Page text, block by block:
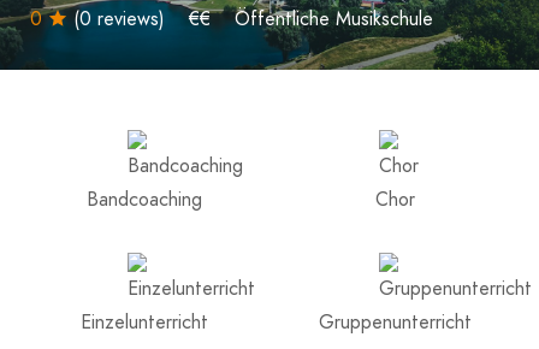
0 (0 reviews) €€ Öffentliche Musikschule
Bandcoaching Chor
Einzelunterricht Gruppenunterricht